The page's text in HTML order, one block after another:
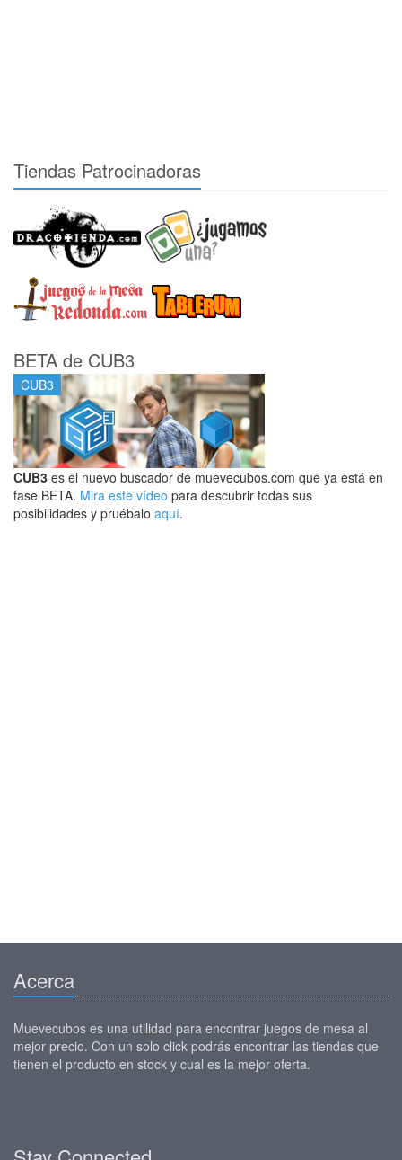
Tiendas Patrocinadoras
BETA de CUB3
CUB3
CUB3 es el nuevo buscador de muevecubos.com que ya está en
fase BETA. Mira este vídeo para descubrir todas sus
posibilidades y pruébalo aquí.
Acerca
Muevecubos es una utilidad para encontrar juegos de mesa al
mejor precio. Con un solo click podrás encontrar las tiendas que
tienen el producto en stock y cual es la mejor oferta.